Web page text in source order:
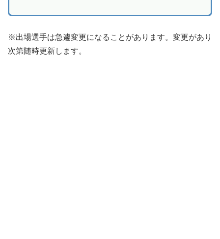
※出場選手は急遽変更になることがあります。変更があり
次第随時更新します。